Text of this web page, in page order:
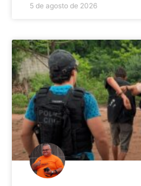
5 de agosto de 2026